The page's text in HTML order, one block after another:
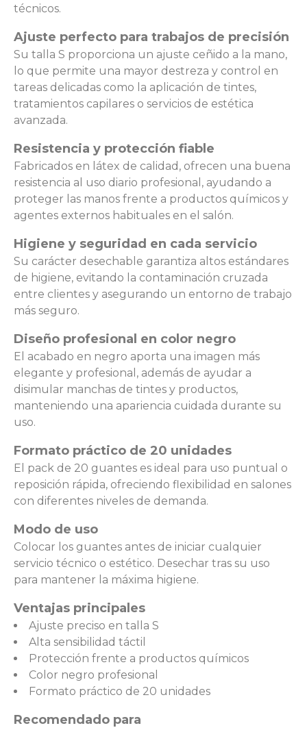
técnicos.
Ajuste perfecto para trabajos de precisión
Su talla S proporciona un ajuste ceñido a la mano,
lo que permite una mayor destreza y control en
tareas delicadas como la aplicación de tintes,
tratamientos capilares o servicios de estética
avanzada.
Resistencia y protección fiable
Fabricados en látex de calidad, ofrecen una buena
resistencia al uso diario profesional, ayudando a
proteger las manos frente a productos químicos y
agentes externos habituales en el salón.
Higiene y seguridad en cada servicio
Su carácter desechable garantiza altos estándares
de higiene, evitando la contaminación cruzada
entre clientes y asegurando un entorno de trabajo
más seguro.
Diseño profesional en color negro
El acabado en negro aporta una imagen más
elegante y profesional, además de ayudar a
disimular manchas de tintes y productos,
manteniendo una apariencia cuidada durante su
uso.
Formato práctico de 20 unidades
El pack de 20 guantes es ideal para uso puntual o
reposición rápida, ofreciendo flexibilidad en salones
con diferentes niveles de demanda.
Modo de uso
Colocar los guantes antes de iniciar cualquier
servicio técnico o estético. Desechar tras su uso
para mantener la máxima higiene.
Ventajas principales
Ajuste preciso en talla S
Alta sensibilidad táctil
Protección frente a productos químicos
Color negro profesional
Formato práctico de 20 unidades
Recomendado para